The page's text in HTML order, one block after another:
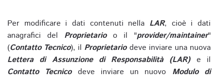
Per modificare i dati contenuti nella LAR, cioè i dati
anagrafici del Proprietarioo il "provider/maintainer"
(Contatto Tecnico), il Proprietariodeve inviare una nuova
Lettera di Assunzione di Responsabilità (LAR)e il
Contatto Tecnicodeve inviare un nuovo Modulo di